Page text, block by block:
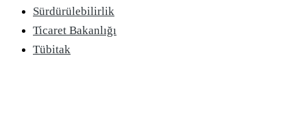
Sürdürülebilirlik
Ticaret Bakanlığı
Tübitak